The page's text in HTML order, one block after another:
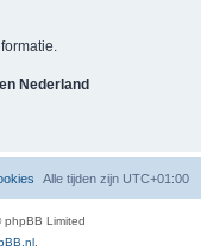
Nederland
Alle tijden zijn UTC+01:00
Limited